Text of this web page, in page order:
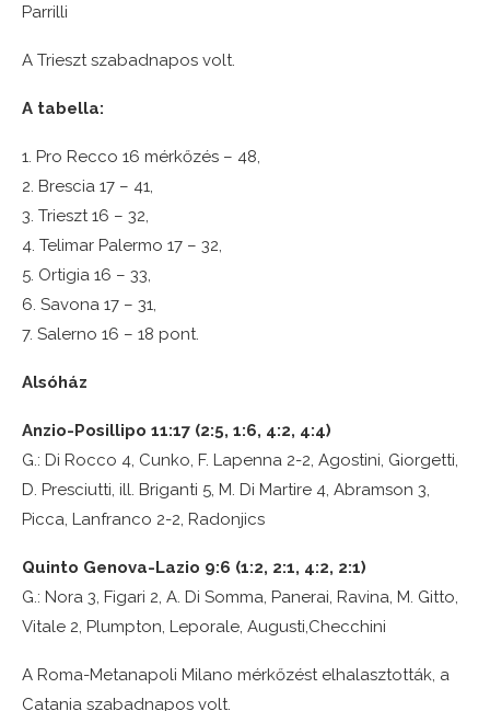
Parrilli
A Trieszt szabadnapos volt.
A tabella:
1. Pro Recco 16 mérkőzés – 48,
2. Brescia 17 – 41,
3. Trieszt 16 – 32,
4. Telimar Palermo 17 – 32,
5. Ortigia 16 – 33,
6. Savona 17 – 31,
7. Salerno 16 – 18 pont.
Alsóház
Anzio-Posillipo 11:17 (2:5, 1:6, 4:2, 4:4)
G.: Di Rocco 4, Cunko, F. Lapenna 2-2, Agostini, Giorgetti,
D. Presciutti, ill. Briganti 5, M. Di Martire 4, Abramson 3,
Picca, Lanfranco 2-2, Radonjics
Quinto Genova-Lazio 9:6 (1:2, 2:1, 4:2, 2:1)
G.: Nora 3, Figari 2, A. Di Somma, Panerai, Ravina, M. Gitto,
Vitale 2, Plumpton, Leporale, Augusti,Checchini
A Roma-Metanapoli Milano mérkőzést elhalasztották, a
Catania szabadnapos volt.